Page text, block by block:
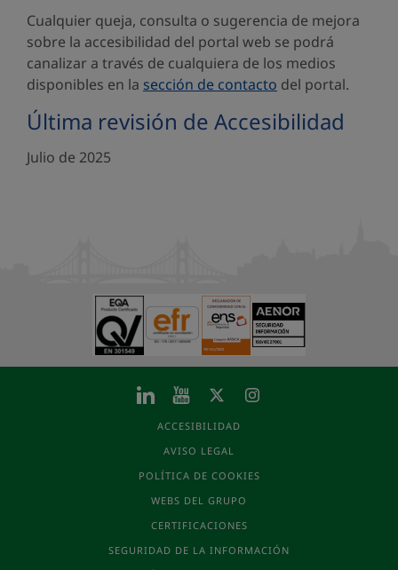
Cualquier queja, consulta o sugerencia de mejora
sobre la accesibilidad del portal web se podrá
canalizar a través de cualquiera de los medios
disponibles en la sección de contacto del portal.
Última revisión de Accesibilidad
Julio de 2025
ACCESIBILIDAD
AVISO LEGAL
POLÍTICA DE COOKIES
WEBS DEL GRUPO
CERTIFICACIONES
SEGURIDAD DE LA INFORMACIÓN